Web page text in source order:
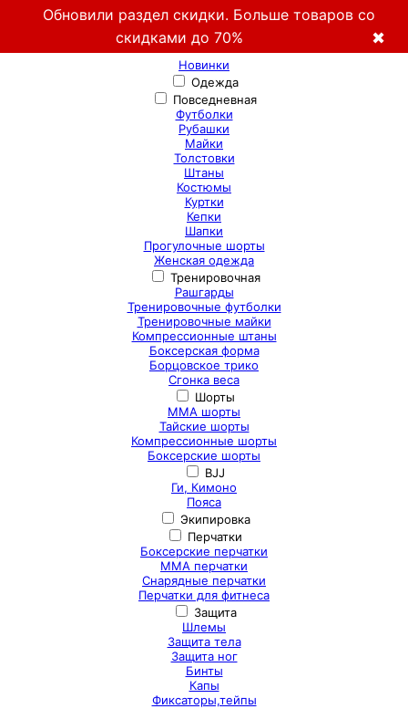
Обновили раздел скидки. Больше товаров со
скидками до 70%
✖
Новинки
Одежда
Повседневная
Футболки
Рубашки
Майки
Толстовки
Штаны
Костюмы
Куртки
Кепки
Шапки
Прогулочные шорты
Женская одежда
Тренировочная
Рашгарды
Тренировочные футболки
Тренировочные майки
Компрессионные штаны
Боксерская форма
Борцовское трико
Сгонка веса
Шорты
ММА шорты
Тайские шорты
Компрессионные шорты
Боксерские шорты
BJJ
Ги, Кимоно
Пояса
Экипировка
Перчатки
Боксерские перчатки
ММА перчатки
Снарядные перчатки
Перчатки для фитнеса
Защита
Шлемы
Защита тела
Защита ног
Бинты
Капы
Фиксаторы,тейпы